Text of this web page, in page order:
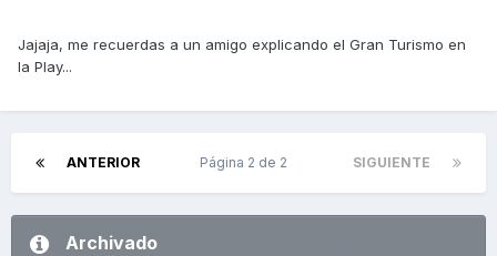
Jajaja, me recuerdas a un amigo explicando el Gran Turismo en
la Play...
ANTERIOR SIGUIENTE
Página 2 de 2
Archivado